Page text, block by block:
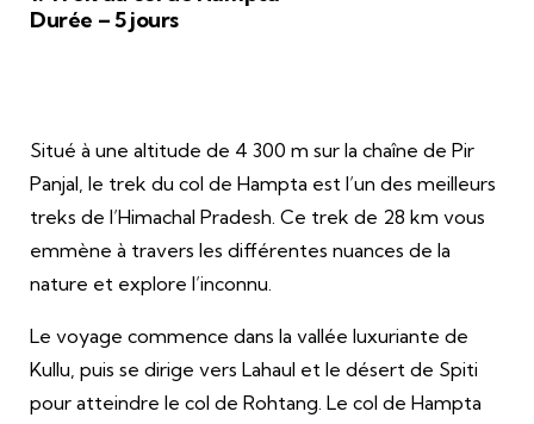
Durée – 5 jours
Situé à une altitude de 4 300 m sur la chaîne de Pir
Panjal, le trek du col de Hampta est l’un des meilleurs
treks de l’Himachal Pradesh. Ce trek de 28 km vous
emmène à travers les différentes nuances de la
nature et explore l’inconnu.
Le voyage commence dans la vallée luxuriante de
Kullu, puis se dirige vers Lahaul et le désert de Spiti
pour atteindre le col de Rohtang. Le col de Hampta